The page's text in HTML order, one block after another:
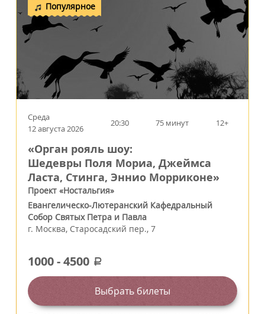
Популярное
Среда
12 августа 2026
20:30 75 минут 12+
«Орган рояль шоу:
Шедевры Поля Мориа, Джеймса
Ласта, Стинга, Эннио Морриконе»
Проект «Ностальгия»
Евангелическо-Лютеранский Кафедральный
Собор Святых Петра и Павла
г. Москва, Старосадский пер., 7
1000-4500 a
Выбрать билеты